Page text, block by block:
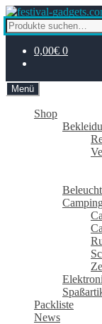
Zur
Navigation
springen
Zum
Inhalt
springen
Suche
nach:
0,00€ 0
Menü
Shop
Packliste
News